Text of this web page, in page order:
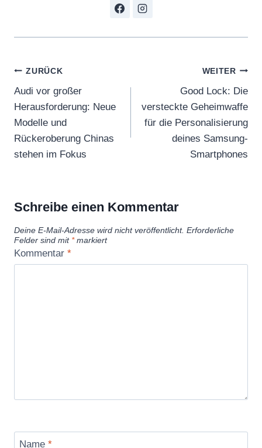
Beitragsnavigation
ZURÜCK
Audi vor großer
Herausforderung: Neue
Modelle und
Rückeroberung Chinas
stehen im Fokus
WEITER
Good Lock: Die
versteckte Geheimwaffe
für die Personalisierung
deines Samsung-
Smartphones
Schreibe einen Kommentar
Deine E-Mail-Adresse wird nicht veröffentlicht. Erforderliche
Felder sind mit *markiert
Kommentar *
Name *